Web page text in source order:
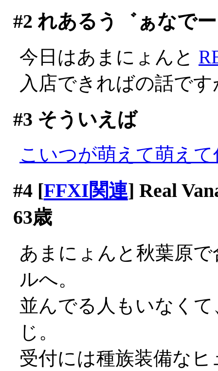
#2 れあるう゛ぁなで
今日はあまにょんと
入店できればの話で
#3 そういえば
こいつが萌えて萌え
#4[FFXI関連] Real
63歳
あまにょんと秋葉原
ルへ。
並んでる人もいなく
じ。
受付には種族装備な